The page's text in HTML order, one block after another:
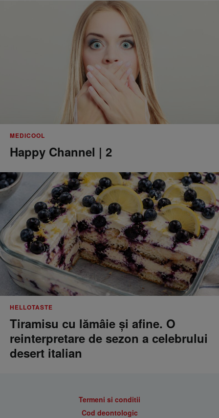
MEDICOOL
Happy Channel | 2
HELLOTASTE
Tiramisu cu lămâie și afine. O
reinterpretare de sezon a celebrului
desert italian
Termeni si conditii
Cod deontologic